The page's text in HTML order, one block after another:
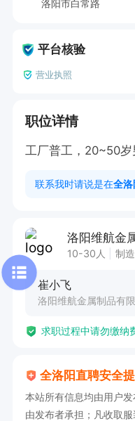
洛阳市白常路
平台核验
营业执照
职位详情
工厂普工，20~50岁
联系我时请说是在全
洛阳维航金
10-30人 制
崔小飞
洛阳维航金属制品有
求职过程中请勿缴纳
全洛阳直聘安全
本站所有信息均由用户
由发布者承担；凡收取